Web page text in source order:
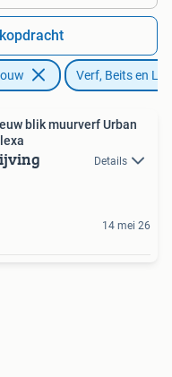
Verf, Beits en Lak
blik muurverf Urban
Details
14 mei 26